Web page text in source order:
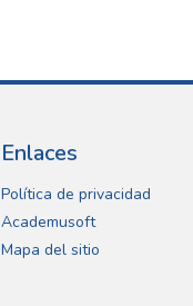
Enlaces
Política de privacidad
Academusoft
Mapa del sitio